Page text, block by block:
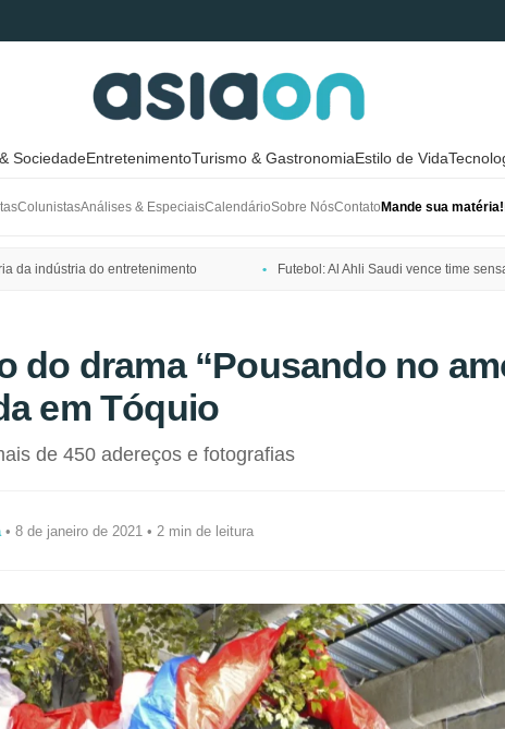
SociedadeEntretenimentoTurismo & GastronomiaEstilo de Vida
ColunistasAnálises & EspeciaisCalendárioSobre NósContato Mande sua matéria!
da indústria do entretenimento Futebol: Al Ahli Saudi vence time
do drama “Pousando no
em Tóquio
de 450 adereços e fotografias
• 8 de janeiro de 2021 • 2 min de leitura